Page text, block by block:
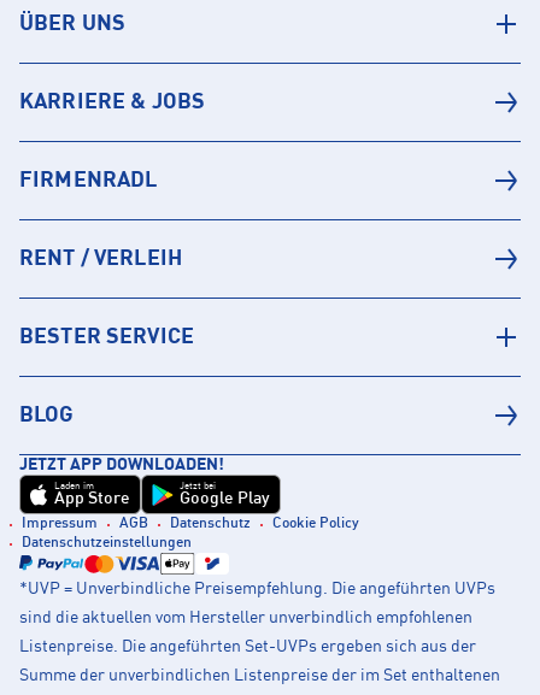
ÜBER UNS
KARRIERE & JOBS
FIRMENRADL
RENT / VERLEIH
BESTER SERVICE
BLOG
JETZT APP DOWNLOADEN!
Laden im
App Store
Jetzt bei
Google Play
Impressum AGB Datenschutz
Cookie Policy
Datenschutzeinstellungen
*UVP = Unverbindliche Preisempfehlung. Die angeführten UVPs
sind die aktuellen vom Hersteller unverbindlich empfohlenen
Listenpreise. Die angeführten Set-UVPs ergeben sich aus der
Summe der unverbindlichen Listenpreise der im Set enthaltenen